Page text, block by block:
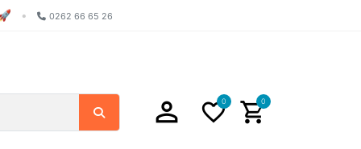
• 0262 66 65 26
Search
0 0